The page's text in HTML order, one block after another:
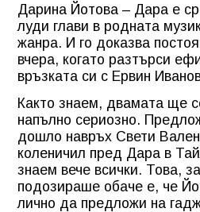
Дарина Йотова – Дара е
луди глави в родната
жанра. И го доказва
вчера, когато разтърси
връзката си с Ервин
Както знаем, двамата ще
напълно сериозно.
дошло навръх Свети
коленичил пред Дара в
знаем вече всички. Това,
подозираше обаче е, че
лично да предложи на